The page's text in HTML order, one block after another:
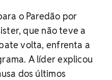
o Paredão por
que não teve a
volta, enfrenta a
A líder explicou
dos últimos